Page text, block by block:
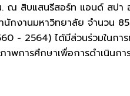
สิบแสนรีสอร์ท แอนด์ สปา อ
กงานมหาวิทยาลัย จำนวน
- 2564) ได้มีส่วนร่วมในกา
พการศึกษาเพื่อการดำเนินกา